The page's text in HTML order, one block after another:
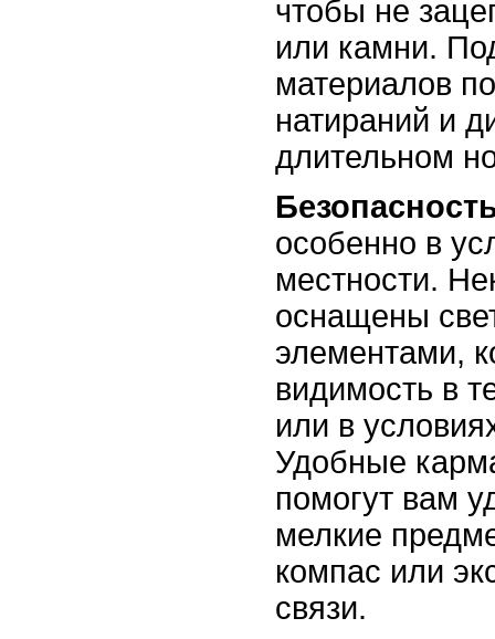
чтобы не
или камни.
материалов
натираний и
длительном
особенно в
местности.
оснащены
элементами,
видимость в
или в
Удобные
помогут вам
мелкие
компас или
связи.